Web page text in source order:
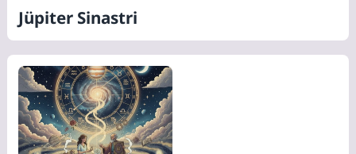
Jüpiter Sinastri